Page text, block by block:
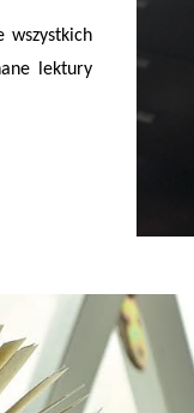
wszystkich
lektury